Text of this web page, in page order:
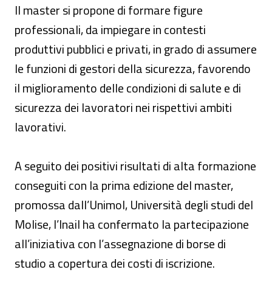
Il master si propone di formare figure
professionali, da impiegare in contesti
produttivi pubblici e privati, in grado di assumere
le funzioni di gestori della sicurezza, favorendo
il miglioramento delle condizioni di salute e di
sicurezza dei lavoratori nei rispettivi ambiti
lavorativi.
A seguito dei positivi risultati di alta formazione
conseguiti con la prima edizione del master,
promossa dall’Unimol, Università degli studi del
Molise, l’Inail ha confermato la partecipazione
all’iniziativa con l’assegnazione di borse di
studio a copertura dei costi di iscrizione.